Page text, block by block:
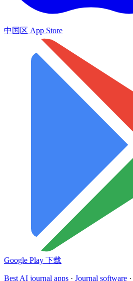
中国区 App Store
Google Play 下载
Best AI journal apps · Journal software ·